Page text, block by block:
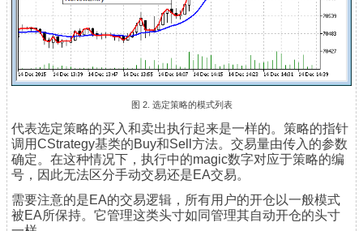
图 2. 选定策略的模式列表
代表选定策略的买入和卖出执行起来是一样的。策略的指针
调用CStrategy基类的Buy和Sell方法。交易量由传入的参数
确定。在这种情况下，执行中的magic数字对应于策略的编
号，因此无法区分手动交易还是EA交易。
需要注意的是EA的交易逻辑，所有用户的开仓以一般模式
被EA所保持。它管理这类头寸如同管理其自动开仓的头寸